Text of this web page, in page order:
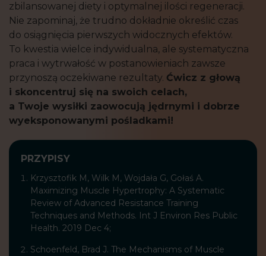
zbilansowanej diety i optymalnej ilości regeneracji.
Nie zapominaj, że trudno dokładnie określić czas
do osiągnięcia pierwszych widocznych efektów.
To kwestia wielce indywidualna, ale systematyczna
praca i wytrwałość w postanowieniach zawsze
przynoszą oczekiwane rezultaty. Ćwicz z głową
i skoncentruj się na swoich celach,
a Twoje wysiłki zaowocują jędrnymi i dobrze
wyeksponowanymi pośladkami!
PRZYPISY
Krzysztofik M, Wilk M, Wojdała G, Gołaś A.
Maximizing Muscle Hypertrophy: A Systematic
Review of Advanced Resistance Training
Techniques and Methods. Int J Environ Res Public
Health. 2019 Dec 4;
Schoenfeld, Brad J. The Mechanisms of Muscle